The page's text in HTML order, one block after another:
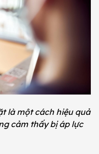
là một cách hiệu quả
cảm thấy bị áp lực